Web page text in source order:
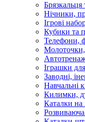
Брязкальця
Нічники,
Ігрові
Кубики та
Телефони,
Іграшки
Заводні,
Навчальні
Килимки,
Каталки на